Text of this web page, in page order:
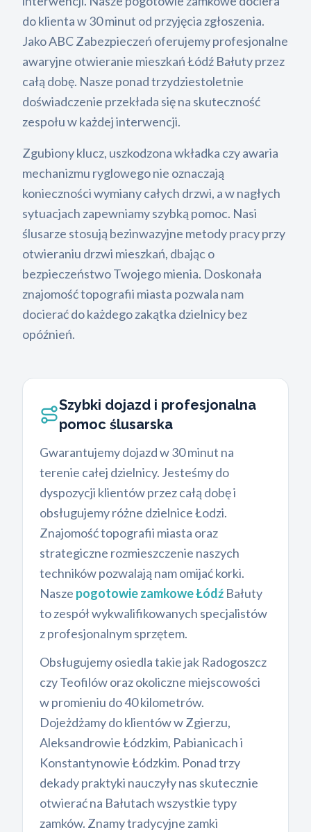
do klienta w 30 minut od przyjęcia zgłoszenia.
Jako ABC Zabezpieczeń oferujemy profesjonalne
awaryjne otwieranie mieszkań Łódź Bałuty przez
całą dobę. Nasze ponad trzydziestoletnie
doświadczenie przekłada się na skuteczność
zespołu w każdej interwencji.
Zgubiony klucz, uszkodzona wkładka czy awaria
mechanizmu ryglowego nie oznaczają
konieczności wymiany całych drzwi, a w nagłych
sytuacjach zapewniamy szybką pomoc. Nasi
ślusarze stosują bezinwazyjne metody pracy przy
otwieraniu drzwi mieszkań, dbając o
bezpieczeństwo Twojego mienia. Doskonała
znajomość topografii miasta pozwala nam
docierać do każdego zakątka dzielnicy bez
opóźnień.
Szybki dojazd i profesjonalna
pomoc ślusarska
Gwarantujemy dojazd w 30 minut na
terenie całej dzielnicy. Jesteśmy do
dyspozycji klientów przez całą dobę i
obsługujemy różne dzielnice Łodzi.
Znajomość topografii miasta oraz
strategiczne rozmieszczenie naszych
techników pozwalają nam omijać korki.
Nasze pogotowie zamkowe Łódź Bałuty
to zespół wykwalifikowanych specjalistów
z profesjonalnym sprzętem.
Obsługujemy osiedla takie jak Radogoszcz
czy Teofilów oraz okoliczne miejscowości
w promieniu do 40 kilometrów.
Dojeżdżamy do klientów w Zgierzu,
Aleksandrowie Łódzkim, Pabianicach i
Konstantynowie Łódzkim. Ponad trzy
dekady praktyki nauczyły nas skutecznie
otwierać na Bałutach wszystkie typy
zamków. Znamy tradycyjne zamki